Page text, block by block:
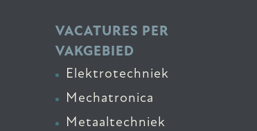
VACATURES PER
VAKGEBIED
Elektrotechniek
Mechatronica
Metaaltechniek